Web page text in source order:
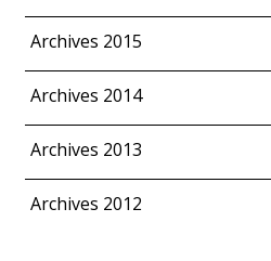
Archives 2015
Archives 2014
Archives 2013
Archives 2012